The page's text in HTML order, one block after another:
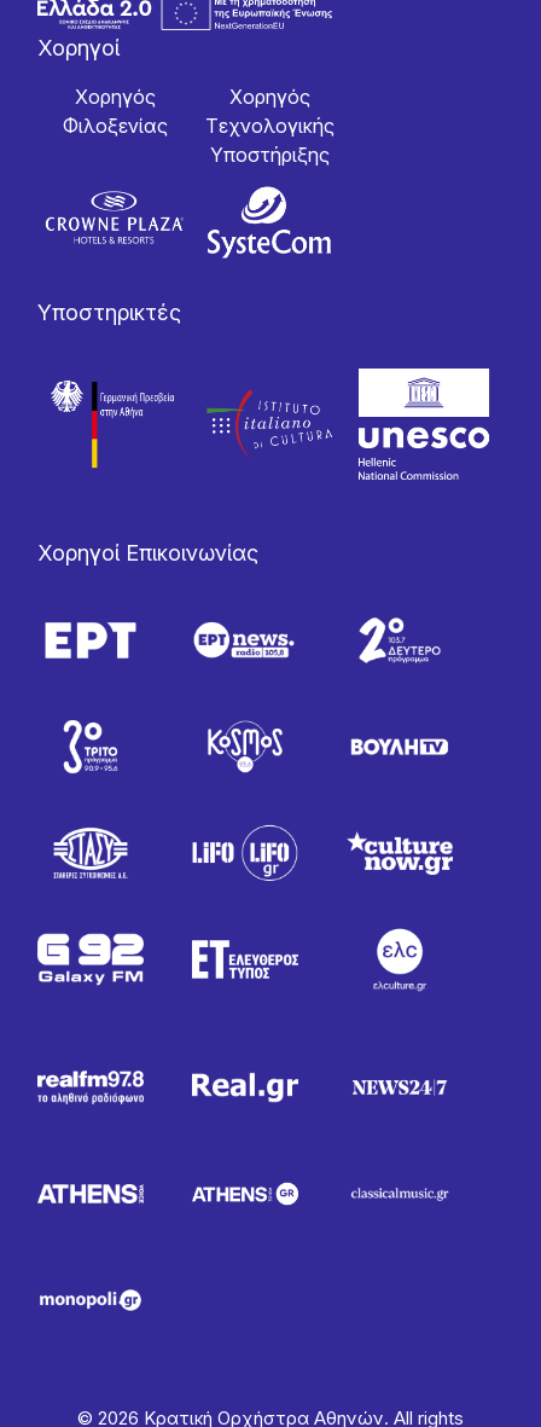
Χορηγοί
Χορηγός
Φιλοξενίας
Χορηγός
Tεχνολογικής
Yποστήριξης
Υποστηρικτές
Χορηγοί Επικοινωνίας
© 2026 Κρατική Ορχήστρα Αθηνών. All rights